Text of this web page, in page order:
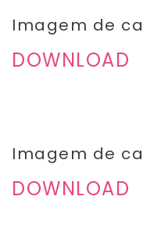
Imagem de
DOWNLOAD
Imagem de
DOWNLOAD